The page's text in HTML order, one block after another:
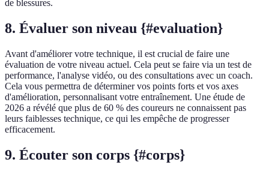
de blessures.
8. Évaluer son niveau {#evaluation}
Avant d'améliorer votre technique, il est crucial de faire une
évaluation de votre niveau actuel. Cela peut se faire via un test de
performance, l'analyse vidéo, ou des consultations avec un coach.
Cela vous permettra de déterminer vos points forts et vos axes
d'amélioration, personnalisant votre entraînement. Une étude de
2026 a révélé que plus de 60 % des coureurs ne connaissent pas
leurs faiblesses technique, ce qui les empêche de progresser
efficacement.
9. Écouter son corps {#corps}